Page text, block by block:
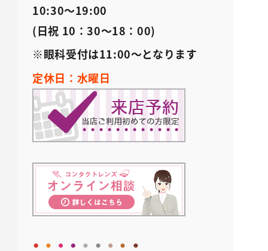
10:30～19:00
(日祝 10：30～18：00)
※眼科受付は11:00～となります
定休日：水曜日